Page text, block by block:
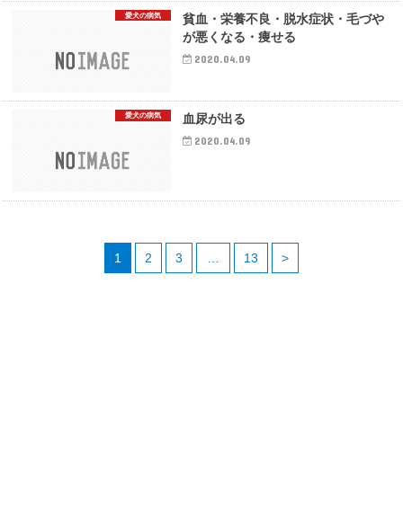
愛犬の病気
貧血・栄養不良・脱水症状・毛づや
が悪くなる・痩せる
2020.04.09
愛犬の病気 血尿が出る
2020.04.09
1 2 3 13 >